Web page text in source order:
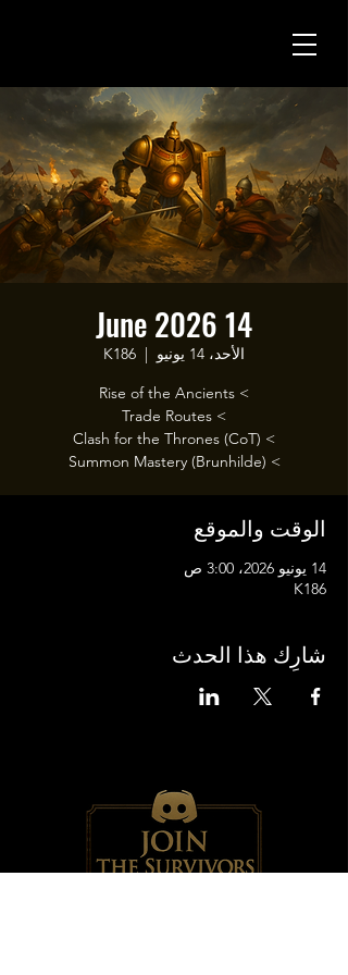
14 June 2026
الأحد، 14 يونيو
  |
K186
> Summon Mastery (Brunhilde)
الوقت والموقع
14 يونيو 2026، 3:00 ص
K186
شارِك هذا الحدث